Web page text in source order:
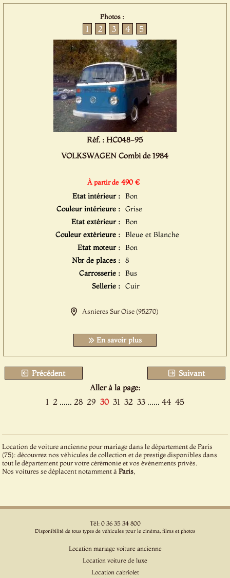
Photos :
1 2 3 4 5
Réf. : HC048-95
VOLKSWAGEN Combi de 1984
À partir de 490 €
Etat intérieur : Bon
Couleur intérieure : Grise
Etat extérieur : Bon
Couleur extérieure : Bleue et Blanche
Etat moteur : Bon
Nbr de places : 8
Carrosserie : Bus
Sellerie : Cuir
Asnieres Sur Oise (95270)
En savoir plus
Précédent
Suivant
Aller à la page:
1 2 ...... 28 29 30 31 32 33 ...... 44 45
Location de voiture ancienne pour mariage dans le département de Paris
(75): découvrez nos véhicules de collection et de prestige disponibles dans
tout le département pour votre cérémonie et vos événements privés.
Nos voitures se déplacent notamment àParis
Tél: 0 36 35 34 800
Disponibilité de tous types de véhicules pour le cinéma, films et photos
Location mariage voiture ancienne
Location voiture de luxe
Location cabriolet